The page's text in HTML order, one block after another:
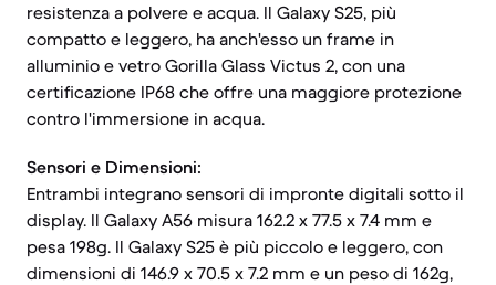
resistenza a polvere e acqua. Il Galaxy S25, più
compatto e leggero, ha anch'esso un frame in
alluminio e vetro Gorilla Glass Victus 2, con una
certificazione IP68 che offre una maggiore protezione
contro l'immersione in acqua.
Sensori e Dimensioni:
Entrambi integrano sensori di impronte digitali sotto il
display. Il Galaxy A56 misura 162.2 x 77.5 x 7.4 mm e
pesa 198g. Il Galaxy S25 è più piccolo e leggero, con
dimensioni di 146.9 x 70.5 x 7.2 mm e un peso di 162g,